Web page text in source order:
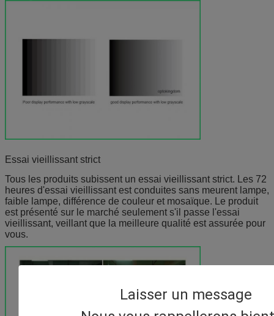
Laisser un message
Essai vieillissant strict
Tous les produits subissent un essai vieillissant strict. Les 72
heures d'essai vieillissant est conduites sans meurent lampe,
faible lampe, différence de couleur et mosaïque. Le produit
est présenté sur le marché seulement s'il passe l'essai
vieillissant, veillant que la meilleure qualité est assurée pour
vous.